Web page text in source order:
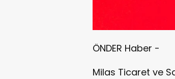
ÖNDER Haber -
Milas Ticaret ve